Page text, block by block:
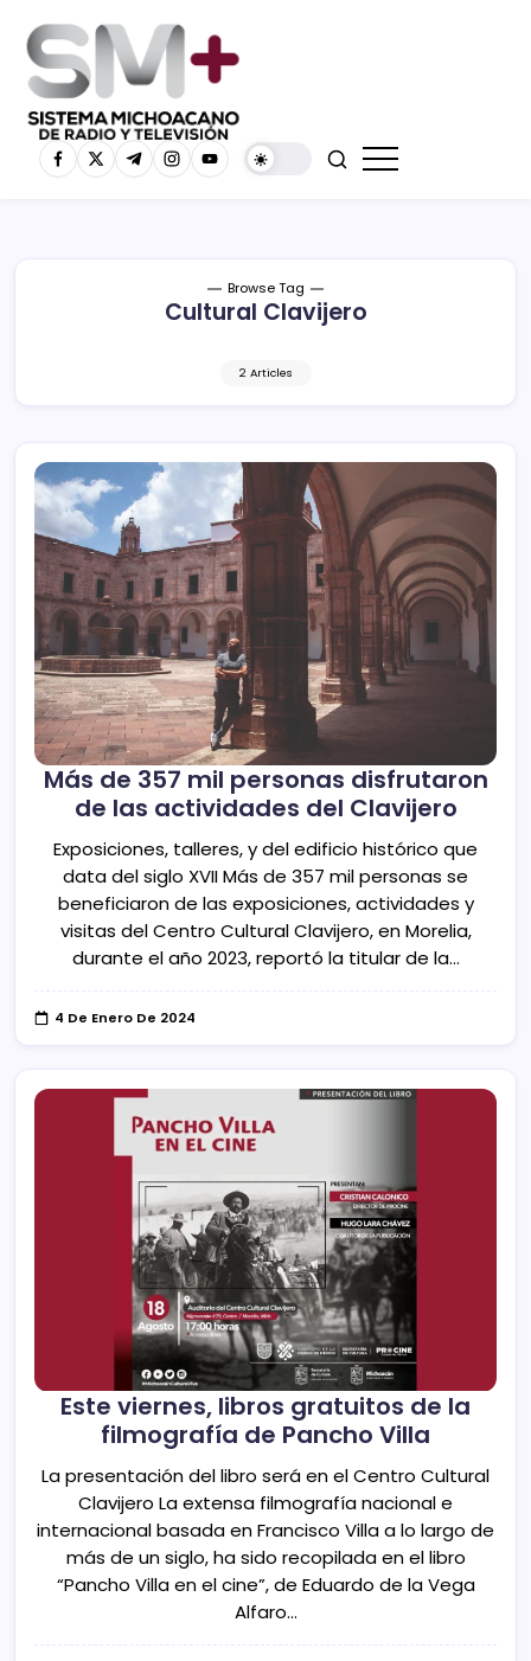
Browse Tag
Cultural Clavijero
2 Articles
Más de 357 mil personas disfrutaron
de las actividades del Clavijero
Exposiciones, talleres, y del edificio histórico que
data del siglo XVII Más de 357 mil personas se
beneficiaron de las exposiciones, actividades y
visitas del Centro Cultural Clavijero, en Morelia,
durante el año 2023, reportó la titular de la…
4 De Enero De 2024
Este viernes, libros gratuitos de la
filmografía de Pancho Villa
La presentación del libro será en el Centro Cultural
Clavijero La extensa filmografía nacional e
internacional basada en Francisco Villa a lo largo de
más de un siglo, ha sido recopilada en el libro
“Pancho Villa en el cine”, de Eduardo de la Vega
Alfaro…